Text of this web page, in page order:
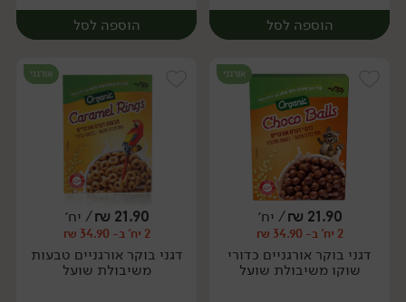
הוספה לסל
יח׳
הוספה לסל
יח׳
אורגני
21.90
₪/ יח׳
2 יח' ב- 34.90 ₪
דגני בוקר אורגניים כדורי
שוקו משיבולת שועל
אורגני
21.90
₪/ יח׳
2 יח' ב- 34.90 ₪
דגני בוקר אורגניים טבעות
משיבולת שועל